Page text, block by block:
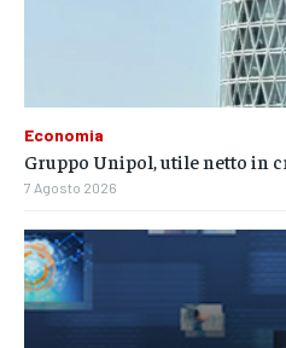
Economia
Gruppo Unipol, utile netto in
7 Agosto 2026